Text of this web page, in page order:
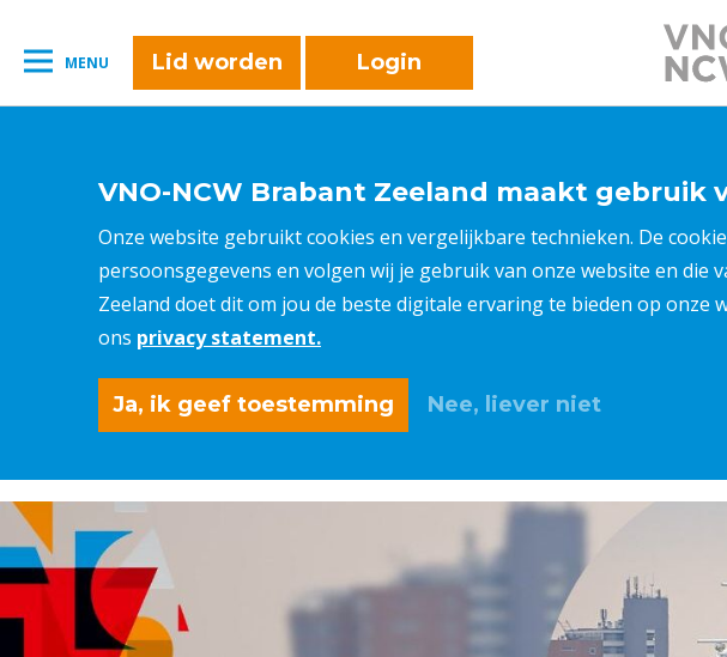
MENU Lid worden Login
VNO-NCW Brabant Zeeland maakt gebruik
Onze website gebruikt cookies en vergelijkbare technieken. De
persoonsgegevens en volgen wij je gebruik van onze website en die
Zeeland doet dit om jou de beste digitale ervaring te bieden op onze
ons privacy statement.
Ja, ik geef toestemming Nee, liever niet